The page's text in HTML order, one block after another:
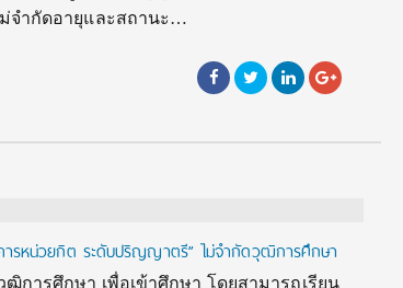
จำกัดอายุและสถานะ…
ารหน่วยกิต ระดับปริญญาตรี” ไม่จำกัดวุฒิการศึกษา
การศึกษา เพื่อเข้าศึกษา โดยสามารถเรียน